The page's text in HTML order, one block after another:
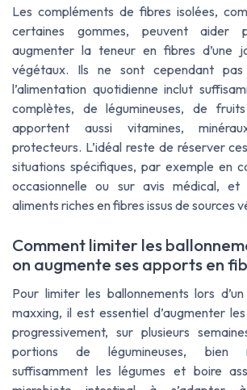
Les compléments de fibres isolées,
certaines gommes, peuvent aider
augmenter la teneur en fibres d’une
végétaux. Ils ne sont cependant pas
l’alimentation quotidienne inclut
complètes, de légumineuses, de
apportent aussi vitamines,
protecteurs. L’idéal reste de réserver
situations spécifiques, par exemple en
occasionnelle ou sur avis médical,
aliments riches en fibres issus de sources
Comment limiter les
on augmente ses apports en
Pour limiter les ballonnements lors
maxxing, il est essentiel d’augmenter
progressivement, sur plusieurs
portions de légumineuses, bien
suffisamment les légumes et boire